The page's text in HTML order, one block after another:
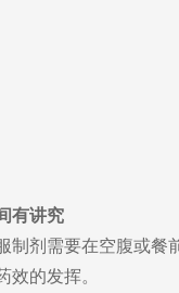
有讲究
制剂需要在空腹或餐
效的发挥。